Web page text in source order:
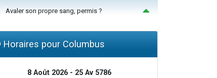
Avaler son propre sang, permis ?
Horaires pour Columbus
8 Août 2026 - 25 Av 5786